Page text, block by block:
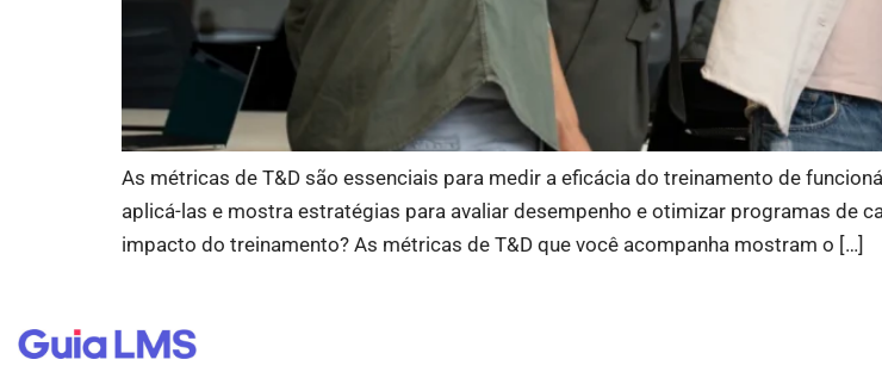
As métricas de T&D são essenciais para medir a eficácia do treinamento de
aplicá-las e mostra estratégias para avaliar desempenho e otimizar programas de
impacto do treinamento? As métricas de T&D que você acompanha mostram o […]